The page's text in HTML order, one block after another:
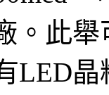
。此
LED